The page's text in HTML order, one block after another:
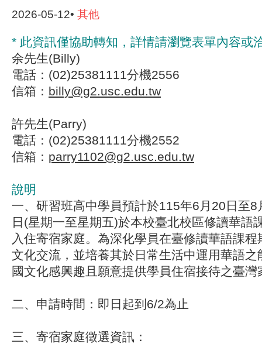
2026-05-12• 其他
* 此資訊僅協助轉知，詳情請瀏覽表單內容或
余先生(Billy)
電話：(02)25381111分機2556
信箱： billy@g2.usc.edu.tw
許先生(Parry)
電話：(02)25381111分機2552
信箱： parry1102@g2.usc.edu.tw
說明
一、研習班高中學員預計於115年6月20日至8
日(星期一至星期五)於本校臺北校區修讀華語
入住寄宿家庭。為深化學員在臺修讀華語課
文化交流，並培養其於日常生活中運用華語之
國文化感興趣且願意提供學員住宿接待之臺灣
二、申請時間：即日起到6/2為止
三、寄宿家庭徵選資訊：